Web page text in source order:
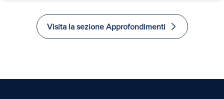
Visita la sezione Approfondimenti